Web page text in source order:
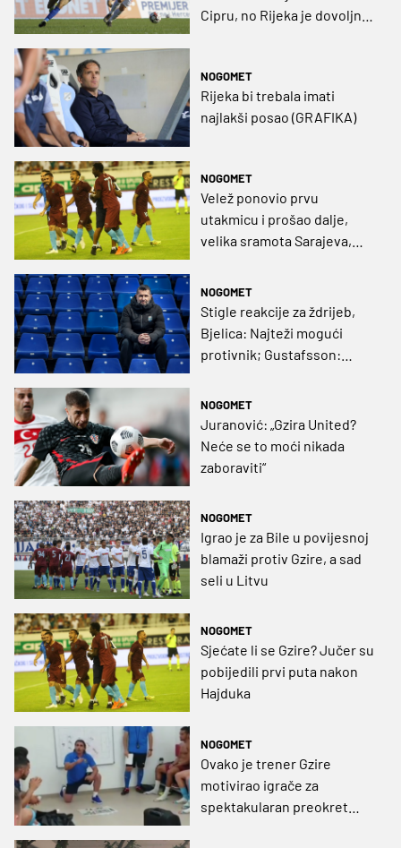
Cipru, no Rijeka je dovoljno
NOGOMET
Rijeka bi trebala imati
najlakši posao (GRAFIKA)
NOGOMET
Velež ponovio prvu
utakmicu i prošao dalje,
velika sramota Sarajeva,
NOGOMET
Stigle reakcije za ždrijeb,
Bjelica: Najteži mogući
protivnik; Gustafsson:
NOGOMET
Juranović: „Gzira United?
Neće se to moći nikada
zaboraviti“
NOGOMET
Igrao je za Bile u povijesnoj
blamaži protiv Gzire, a sad
seli u Litvu
NOGOMET
Sjećate li se Gzire? Jučer su
pobijedili prvi puta nakon
Hajduka
NOGOMET
Ovako je trener Gzire
motivirao igrače za
spektakularan preokret